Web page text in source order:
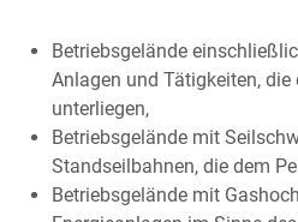
Betriebsgelände
Anlagen und Tätigkeiten,
unterliegen,
Betriebsgelände mit
Standseilbahnen, die dem
Betriebsgelände mit